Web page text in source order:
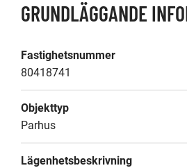
GRUNDLÄGGANDE
Fastighetsnummer
80418741
Objekttyp
Parhus
Lägenhetsbeskrivning